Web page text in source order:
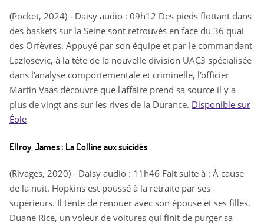
(Pocket, 2024) - Daisy audio : 09h12 Des pieds flottant dans
des baskets sur la Seine sont retrouvés en face du 36 quai
des Orfèvres. Appuyé par son équipe et par le commandant
Lazlosevic, à la tête de la nouvelle division UAC3 spécialisée
dans l'analyse comportementale et criminelle, l'officier
Martin Vaas découvre que l'affaire prend sa source il y a
plus de vingt ans sur les rives de la Durance. Disponible sur
Éole
Ellroy, James : La Colline aux suicidés
(Rivages, 2020) - Daisy audio : 11h46 Fait suite à : À cause
de la nuit. Hopkins est poussé à la retraite par ses
supérieurs. Il tente de renouer avec son épouse et ses filles.
Duane Rice, un voleur de voitures qui finit de purger sa